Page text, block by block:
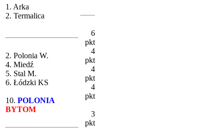
1. Arka
2. Termalica
2. Polonia W.
4. Miedź
5. Stal M.
6. Łódzki KS
10. POLONIA
BYTOM
6
pkt
4
pkt
4
pkt
4
pkt
3
pkt